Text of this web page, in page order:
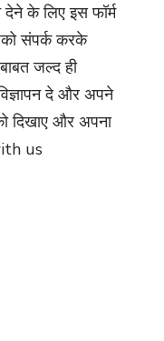
देने के लिए इस फॉर्म
संपर्क करके
जल्द ही
दे और अपने
दिखाए और अपना
us